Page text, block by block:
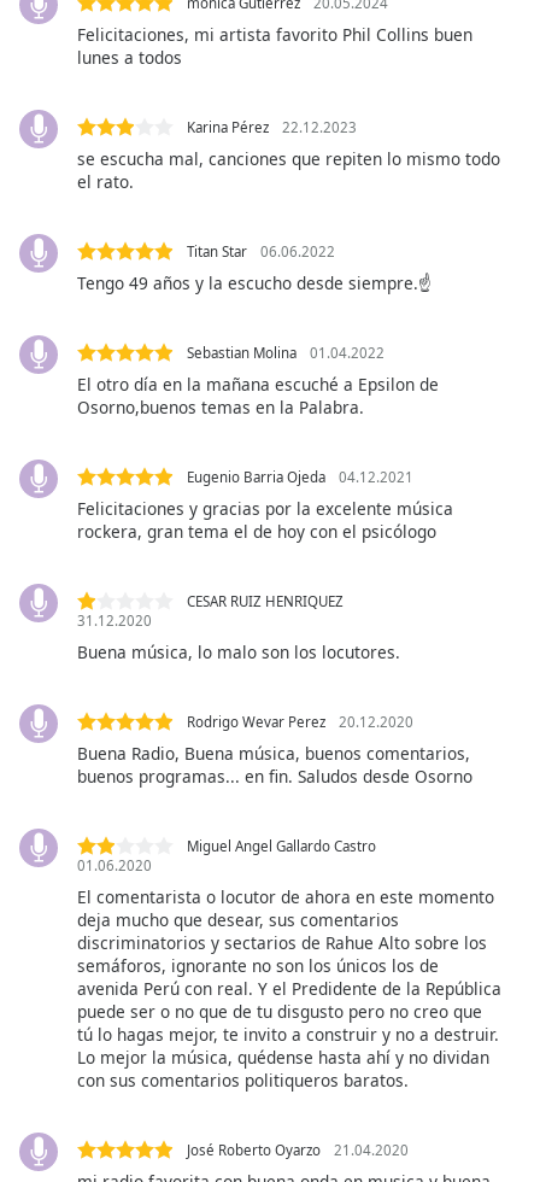
subtitles
subtitles
settings
dialog
off
selected
Picture-
This
Beginning
window.
Escape
close
the
Background
Color
Felicitaciones, mi artista favorito Phil Collins buen
lunes a todos
Karina Pérez 22.12.2023
se escucha mal, canciones que repiten lo mismo todo
el rato.
Titan Star 06.06.2022
Tengo 49 años y la escucho desde siempre.☝️
Sebastian Molina 01.04.2022
El otro día en la mañana escuché a Epsilon de
Osorno,buenos temas en la Palabra.
Eugenio Barria Ojeda 04.12.2021
Felicitaciones y gracias por la excelente música
rockera, gran tema el de hoy con el psicólogo
CESAR RUIZ HENRIQUEZ
31.12.2020
Buena música, lo malo son los locutores.
Rodrigo Wevar Perez 20.12.2020
Buena Radio, Buena música, buenos comentarios,
buenos programas... en fin. Saludos desde Osorno
Miguel Angel Gallardo Castro
01.06.2020
El comentarista o locutor de ahora en este momento
deja mucho que desear, sus comentarios
discriminatorios y sectarios de Rahue Alto sobre los
semáforos, ignorante no son los únicos los de
avenida Perú con real. Y el Predidente de la República
puede ser o no que de tu disgusto pero no creo que
tú lo hagas mejor, te invito a construir y no a destruir.
Lo mejor la música, quédense hasta ahí y no dividan
con sus comentarios politiqueros baratos.
José Roberto Oyarzo 21.04.2020